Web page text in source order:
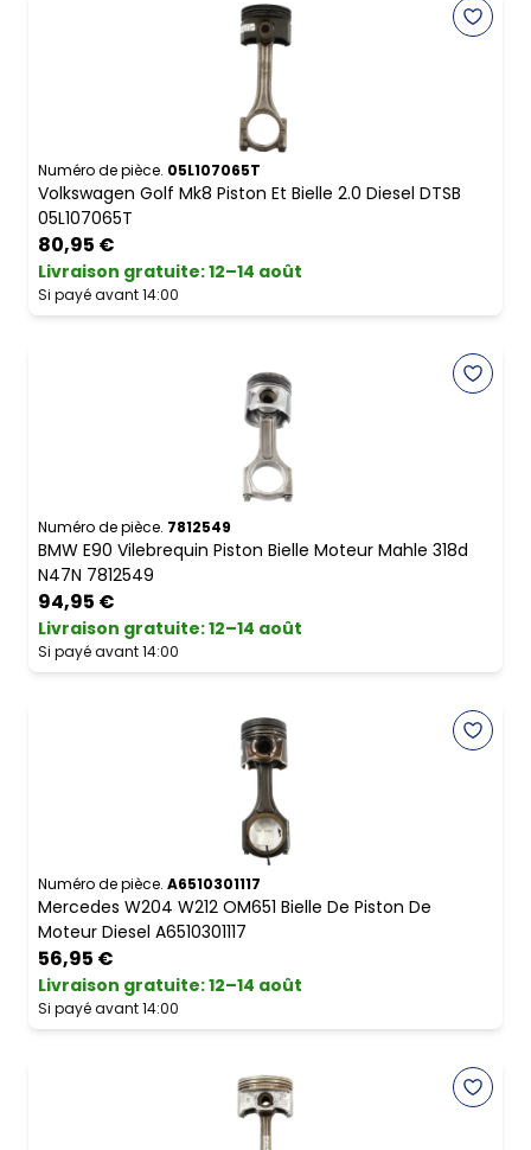
Numéro de pièce. 05L107065T
Volkswagen Golf Mk8 Piston Et Bielle 2.0 Diesel DTSB
05L107065T
80,95 €
Livraison gratuite:12–14 août
Si payé avant 14:00
Numéro de pièce. 7812549
BMW E90 Vilebrequin Piston Bielle Moteur Mahle 318d
N47N 7812549
94,95 €
Livraison gratuite:12–14 août
Si payé avant 14:00
Numéro de pièce. A6510301117
Mercedes W204 W212 OM651 Bielle De Piston De
Moteur Diesel A6510301117
56,95 €
Livraison gratuite:12–14 août
Si payé avant 14:00